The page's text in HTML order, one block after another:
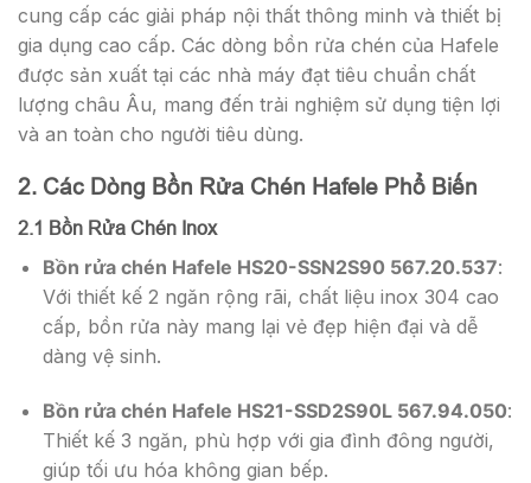
cung cấp các giải pháp nội thất thông minh và thiết bị
gia dụng cao cấp. Các dòng bồn rửa chén của Hafele
được sản xuất tại các nhà máy đạt tiêu chuẩn chất
lượng châu Âu, mang đến trải nghiệm sử dụng tiện lợi
và an toàn cho người tiêu dùng.
2. Các Dòng Bồn Rửa Chén Hafele Phổ Biến
2.1 Bồn Rửa Chén Inox
Bồn rửa chén Hafele HS20-SSN2S90 567.20.537:
Với thiết kế 2 ngăn rộng rãi, chất liệu inox 304 cao
cấp, bồn rửa này mang lại vẻ đẹp hiện đại và dễ
dàng vệ sinh.
Bồn rửa chén Hafele HS21-SSD2S90L 567.94.050:
Thiết kế 3 ngăn, phù hợp với gia đình đông người,
giúp tối ưu hóa không gian bếp.